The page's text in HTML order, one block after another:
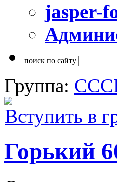
jasper-
поиск по сайту
Группа:
Вступить в
Горький